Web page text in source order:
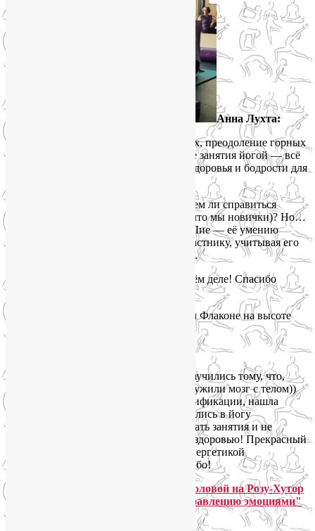
Анна Лухта:
Энергия гор, кристально чистый воздух, преодоление горных
троп, ежедневные утренние и вечерние занятия йогой — всё
это укрепило нас, мы получили заряд здоровья и бодрости для
Мы с дочкой немного опасались: сможем ли справиться
с ежедневными занятиями (учитывая, что мы новички)? Но…
справились!!!))) Во многом благодаря Лие — её умению
индивидуально подойти к каждому участнику, учитывая его
здоровье, физическую форму и навыки.
Лия — настоящий профессионал в своём деле! Спасибо
Мы получили массу полезного в одном Флаконе на высоте
За неделю я и моя десятилетняя дочь научились тому, что,
казалось, было невозможным: мы подружили мозг с телом))
Лия — это профессионал высшей квалификации, нашла
ключик к нашему сознанию, мы влюбились в йогу
и понимаем, насколько важно продолжать занятия и не
сворачивать с пути к своему крепкому здоровью! Прекрасный
тур, волшебное место с невероятной энергетикой
и прекрасная команда! Огромное спасибо!